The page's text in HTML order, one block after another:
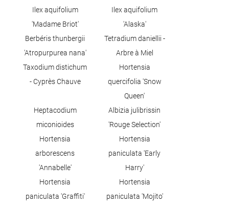
Ilex aquifolium
'Madame Briot'
Ilex aquifolium
'Alaska'
Berbéris thunbergii
'Atropurpurea nana'
Tetradium daniellii -
Arbre à Miel
Taxodium distichum
- Cyprès Chauve
Hortensia
quercifolia 'Snow
Queen'
Heptacodium
miconioides
Albizia julibrissin
'Rouge Selection'
Hortensia
arborescens
'Annabelle'
Hortensia
paniculata 'Early
Harry'
Hortensia
paniculata 'Graffiti'
Hortensia
paniculata 'Mojito'